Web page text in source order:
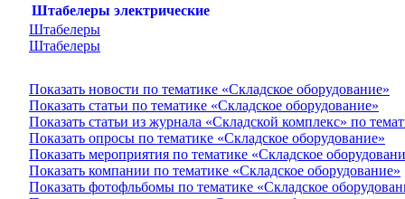
Штабелеры электрические
Штабелеры
Штабелеры
Показать новости по тематике «Складское оборудование»
Показать статьи по тематике «Складское оборудование»
Показать статьи из журнала «Складской комплекс» по
Показать опросы по тематике «Складское оборудование»
Показать мероприятия по тематике «Складское
Показать компании по тематике «Складское оборудование»
Показать фотофльбомы по тематике «Складское